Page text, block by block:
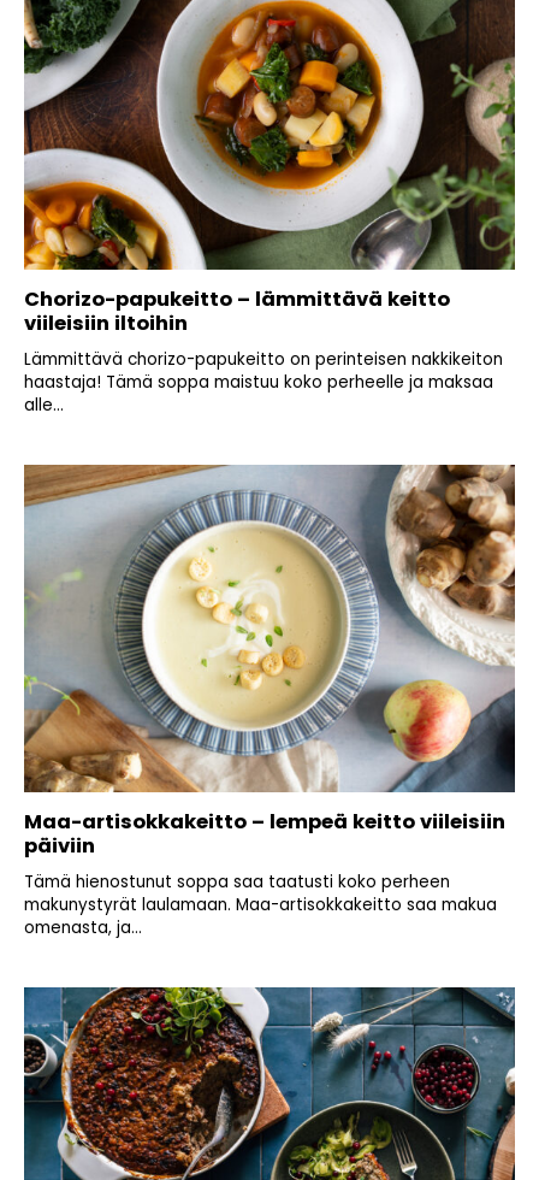
Chorizo-papukeitto – lämmittävä keitto
viileisiin iltoihin
Lämmittävä chorizo-papukeitto on perinteisen nakkikeiton
haastaja! Tämä soppa maistuu koko perheelle ja maksaa
alle...
Maa-artisokkakeitto – lempeä keitto viileisiin
päiviin
Tämä hienostunut soppa saa taatusti koko perheen
makunystyrät laulamaan. Maa-artisokkakeitto saa makua
omenasta, ja...